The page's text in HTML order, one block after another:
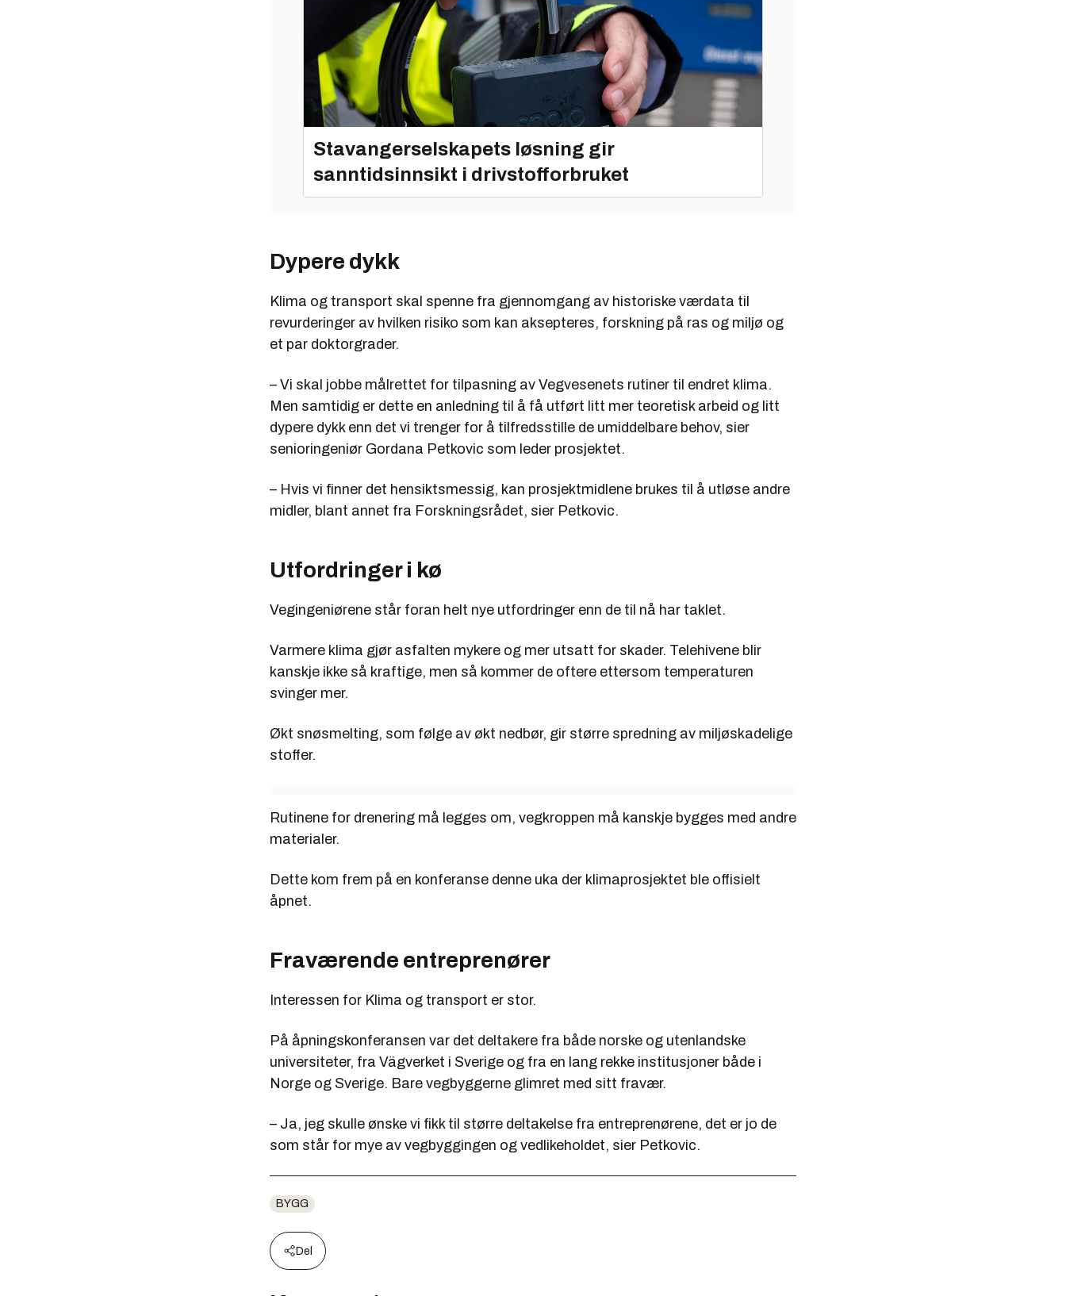
Stavangerselskapets løsning gir
sanntidsinnsikt i drivstofforbruket
Dypere dykk
Klima og transport skal spenne fra gjennomgang av historiske værdata til
revurderinger av hvilken risiko som kan aksepteres, forskning på ras og miljø og
et par doktorgrader.
– Vi skal jobbe målrettet for tilpasning av Vegvesenets rutiner til endret klima.
Men samtidig er dette en anledning til å få utført litt mer teoretisk arbeid og litt
dypere dykk enn det vi trenger for å tilfredsstille de umiddelbare behov, sier
senioringeniør Gordana Petkovic som leder prosjektet.
– Hvis vi finner det hensiktsmessig, kan prosjektmidlene brukes til å utløse andre
midler, blant annet fra Forskningsrådet, sier Petkovic.
Utfordringer i kø
Vegingeniørene står foran helt nye utfordringer enn de til nå har taklet.
Varmere klima gjør asfalten mykere og mer utsatt for skader. Telehivene blir
kanskje ikke så kraftige, men så kommer de oftere ettersom temperaturen
svinger mer.
Økt snøsmelting, som følge av økt nedbør, gir større spredning av miljøskadelige
stoffer.
Rutinene for drenering må legges om, vegkroppen må kanskje bygges med andre
materialer.
Dette kom frem på en konferanse denne uka der klimaprosjektet ble offisielt
åpnet.
Fraværende entreprenører
Interessen for Klima og transport er stor.
På åpningskonferansen var det deltakere fra både norske og utenlandske
universiteter, fra Vägverket i Sverige og fra en lang rekke institusjoner både i
Norge og Sverige. Bare vegbyggerne glimret med sitt fravær.
– Ja, jeg skulle ønske vi fikk til større deltakelse fra entreprenørene, det er jo de
som står for mye av vegbyggingen og vedlikeholdet, sier Petkovic.
BYGG
Del